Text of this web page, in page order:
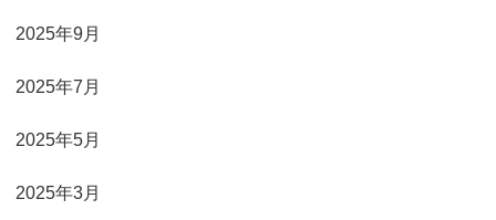
2025年9月
2025年7月
2025年5月
2025年3月